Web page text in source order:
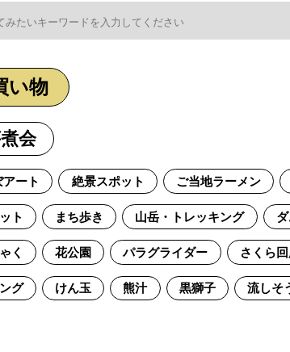
い物
会
アート 絶景スポット ご当地ラーメン
ト まち歩き 山岳・トレッキング
く 花公園 パラグライダー さくら
グ けん玉 熊汁 黒獅子 流しそ